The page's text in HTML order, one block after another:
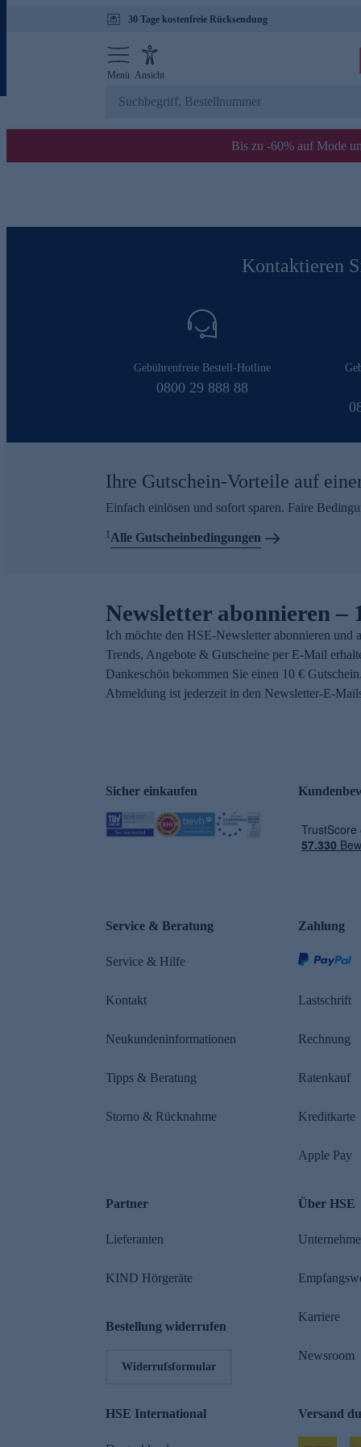
30 Tage kostenfreie Rücksendung
Menü Ansicht
Bis zu -60% auf Mode
Kontaktieren
Gebührenfreie Bestell-Hotline
0800 29 888 88
Ihre Gutschein-Vorteile auf
Einfach einlösen und sofort sparen. Faire
1Alle Gutscheinbedingungen
Newsletter abonnieren –
Ich möchte den HSE-Newsletter abonnieren und
Trends, Angebote & Gutscheine per E-Mail
Dankeschön bekommen Sie einen 10 €
Abmeldung ist jederzeit in den Newsletter-E-
Sicher einkaufen
Service & Beratung
Service & Hilfe
Kontakt
Neukundeninformationen
Tipps & Beratung
Storno & Rücknahme
Zahlung
Lastschrift
Rechnung
Ratenkauf
Kreditkarte
Apple Pay
Partner
Lieferanten
KIND Hörgeräte
Bestellung widerrufen
Widerrufsformular
Über HSE
Karriere
Newsroom
HSE International Versand